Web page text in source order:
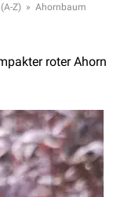
Z) » Ahornbaum
roter Ahorn